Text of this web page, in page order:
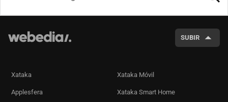
SUBIR
Xataka Xataka Móvil
Applesfera Xataka Smart Home